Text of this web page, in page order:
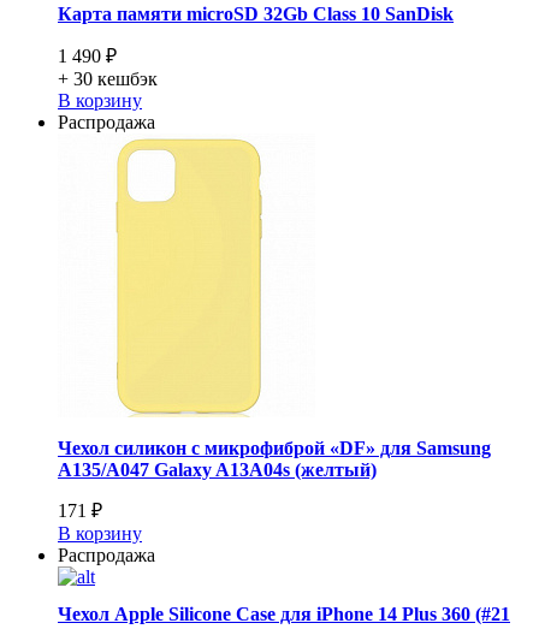
Карта памяти microSD 32Gb Class 10 SanDisk
1 490 ₽
+ 30 кешбэк
В корзину
Распродажа
Чехол силикон с микрофиброй «DF» для Samsung
A135/A047 Galaxy A13A04s (желтый)
171 ₽
В корзину
Распродажа
Чехол Apple Silicone Case для iPhone 14 Plus 360 (#21